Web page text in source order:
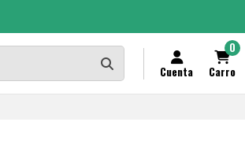
Cuenta
0
Carro